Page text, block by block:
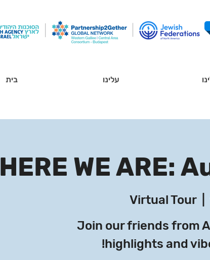
בית עלינו
HERE WE ARE:
  |
Virtual Tour
Join our friends from
highlights and